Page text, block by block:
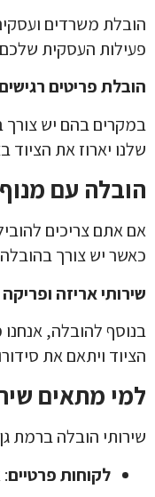
הובלת משרדים
פעילות העסקית
הובלת פריטים
שלנו יארוז את
הובלה עם
אם אתם צריכים
כאשר יש צורך
שירותי אריזה ופריקה
בנוסף להובלה, אנחנו
הציוד ויתאם את
למי מתאים
שירותי הובלה ברמת
לקוחות פרטיים